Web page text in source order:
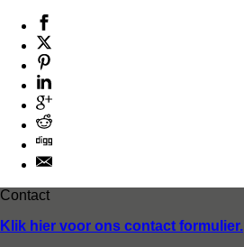
aantal
Contact
Klik hier voor ons contact formulier.